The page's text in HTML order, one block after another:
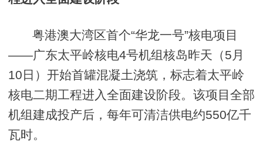
粤港澳大湾区首个“华龙一号”核电项目
——广东太平岭核电4号机组核岛昨天（5月
10日）开始首罐混凝土浇筑，标志着太平岭
核电二期工程进入全面建设阶段。该项目全部
机组建成投产后，每年可清洁供电约550亿千
瓦时。